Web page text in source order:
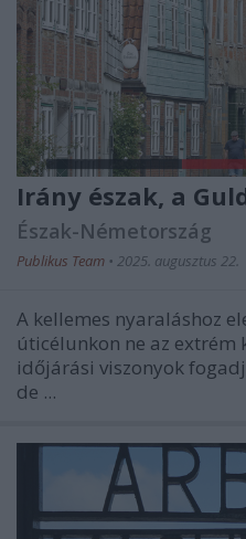
Irány észak, a
Észak-Németország
Publikus Team • 2025. augusztus 22.
A kellemes nyaraláshoz
úticélunkon ne az extrém
időjárási viszonyok
de ...